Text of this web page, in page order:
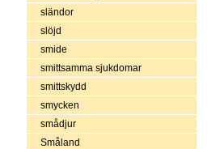
sländor
slöjd
smide
smittsamma sjukdomar
smittskydd
smycken
smådjur
Småland